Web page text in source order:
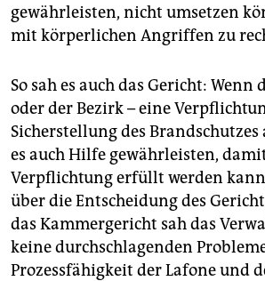
gewährleisten, nicht umsetzen
mit körperlichen Angriffen zu
So sah es auch das Gericht: Wenn
oder der Bezirk – eine
Sicherstellung des
es auch Hilfe gewährleisten,
Verpflichtung erfüllt werden
über die Entscheidung des
das Kammergericht sah das
keine durchschlagenden
Prozessfähigkeit der Lafone und